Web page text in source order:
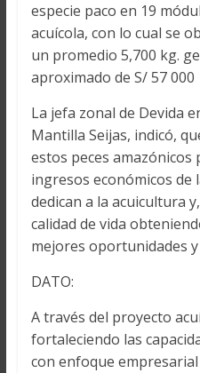
especie paco en 19
acuícola, con lo cual se
un promedio 5,700 kg.
aproximado de S/ 57 000
La jefa zonal de Devida
Mantilla Seijas, indicó,
estos peces
ingresos económicos de
dedican a la acuicultura
calidad de vida
mejores oportunidades
DATO:
A través del proyecto
fortaleciendo las
con enfoque